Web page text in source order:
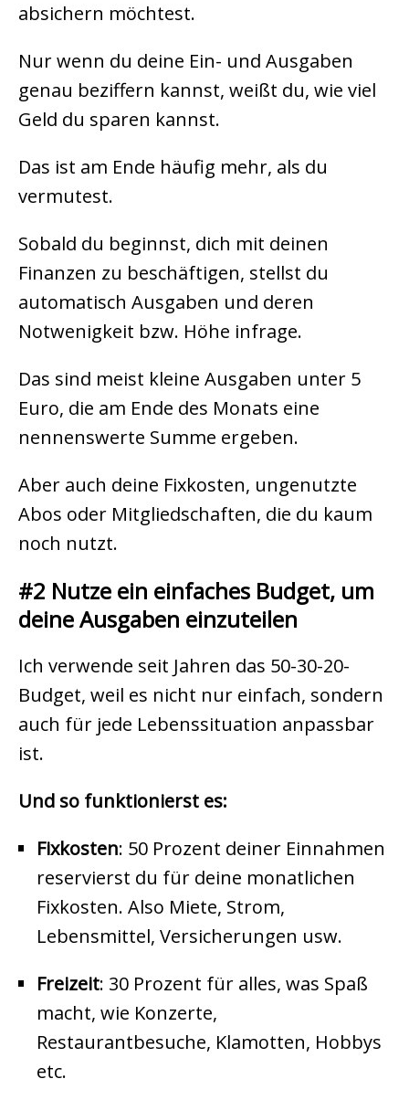
absichern möchtest.
Nur wenn du deine Ein- und Ausgaben
genau beziffern kannst, weißt du, wie viel
Geld du sparen kannst.
Das ist am Ende häufig mehr, als du
vermutest.
Sobald du beginnst, dich mit deinen
Finanzen zu beschäftigen, stellst du
automatisch Ausgaben und deren
Notwenigkeit bzw. Höhe infrage.
Das sind meist kleine Ausgaben unter 5
Euro, die am Ende des Monats eine
nennenswerte Summe ergeben.
Aber auch deine Fixkosten, ungenutzte
Abos oder Mitgliedschaften, die du kaum
noch nutzt.
#2 Nutze ein einfaches Budget, um
deine Ausgaben einzuteilen
Ich verwende seit Jahren das 50-30-20-
Budget, weil es nicht nur einfach, sondern
auch für jede Lebenssituation anpassbar
ist.
Und so funktionierst es:
Fixkosten: 50 Prozent deiner Einnahmen
reservierst du für deine monatlichen
Fixkosten. Also Miete, Strom,
Lebensmittel, Versicherungen usw.
Freizeit: 30 Prozent für alles, was Spaß
macht, wie Konzerte,
Restaurantbesuche, Klamotten, Hobbys
etc.